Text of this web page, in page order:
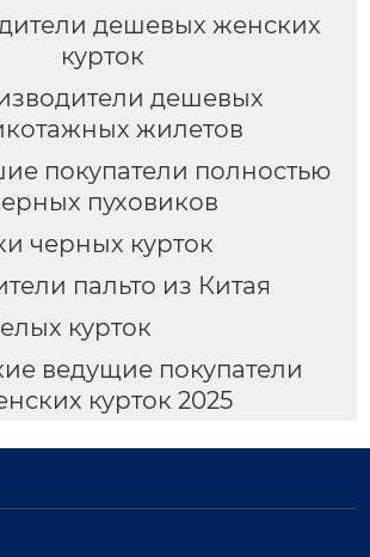
дешевых женских
курток
дешевых
жилетов
покупатели полностью
пуховиков
черных курток
пальто из Китая
курток
ведущие покупатели
курток 2025